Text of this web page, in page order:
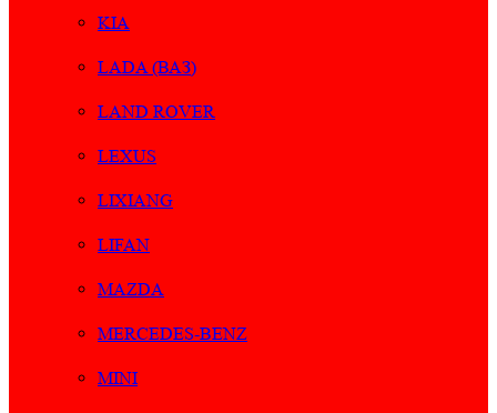
KIA
LADA (ВАЗ)
LAND ROVER
LEXUS
LIXIANG
LIFAN
MAZDA
MERCEDES-BENZ
MINI